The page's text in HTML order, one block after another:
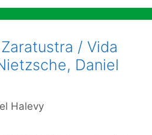
/ Vida
Daniel
Halevy